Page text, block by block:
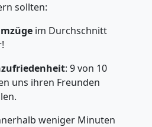
sollten:
im Durchschnitt
: 9 von 10
uns ihren Freunden
weniger Minuten